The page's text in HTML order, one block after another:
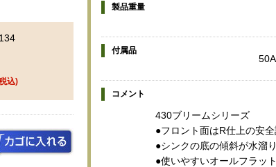
込)
製品重量
付属品
コメント
430ブリームシリーズ
●フロント面はR仕上の安全
●シンクの底の傾斜が水溜
●使いやすいオールフラッ